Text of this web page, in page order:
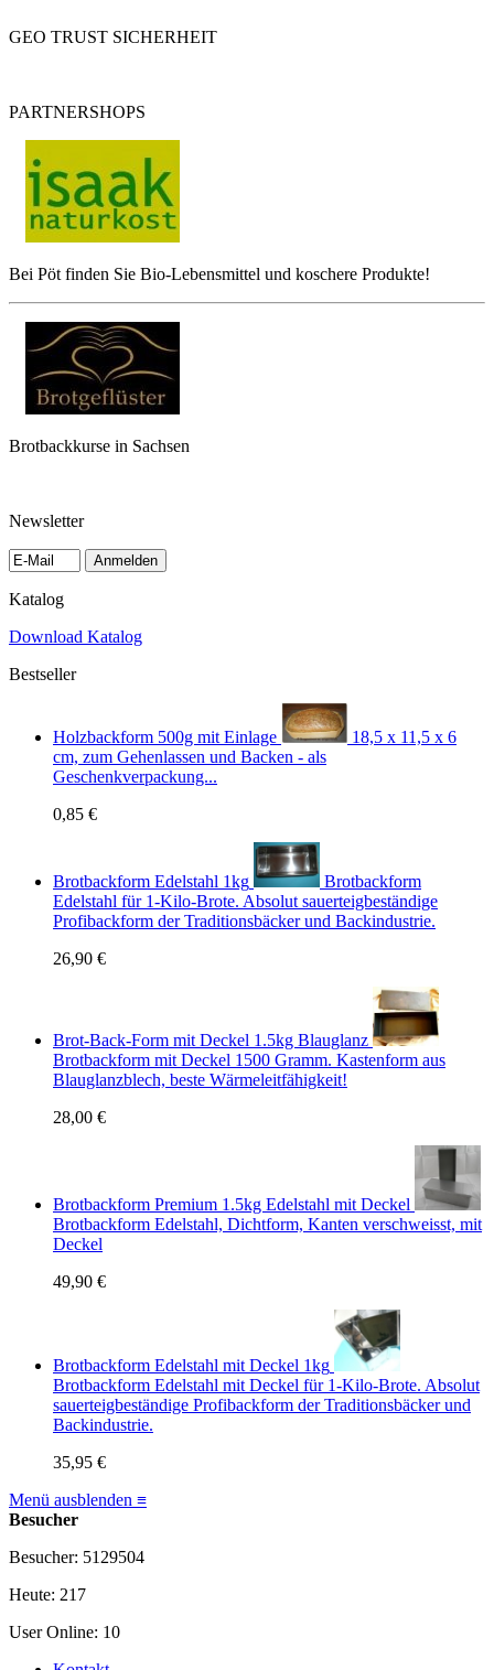
GEO TRUST SICHERHEIT
PARTNERSHOPS
Bei Pöt finden Sie Bio-Lebensmittel und koschere Produkte!
Brotbackkurse in Sachsen
Newsletter
Anmelden
Katalog
Download Katalog
Bestseller
Holzbackform 500g mit Einlage
18,5 x 11,5 x 6
cm, zum Gehenlassen und Backen - als
Geschenkverpackung...
0,85 €
Brotbackform Edelstahl 1kg
Brotbackform
Edelstahl für 1-Kilo-Brote. Absolut sauerteigbeständige
Profibackform der Traditionsbäcker und Backindustrie.
26,90 €
Brot-Back-Form mit Deckel 1.5kg Blauglanz
Brotbackform mit Deckel 1500 Gramm. Kastenform aus
Blauglanzblech, beste Wärmeleitfähigkeit!
28,00 €
Brotbackform Premium 1.5kg Edelstahl mit Deckel
Brotbackform Edelstahl, Dichtform, Kanten verschweisst, mit
Deckel
49,90 €
Brotbackform Edelstahl mit Deckel 1kg
Brotbackform Edelstahl mit Deckel für 1-Kilo-Brote. Absolut
sauerteigbeständige Profibackform der Traditionsbäcker und
Backindustrie.
35,95 €
Menü ausblenden ≡
Besucher
Besucher: 5129504
Heute: 217
User Online: 10